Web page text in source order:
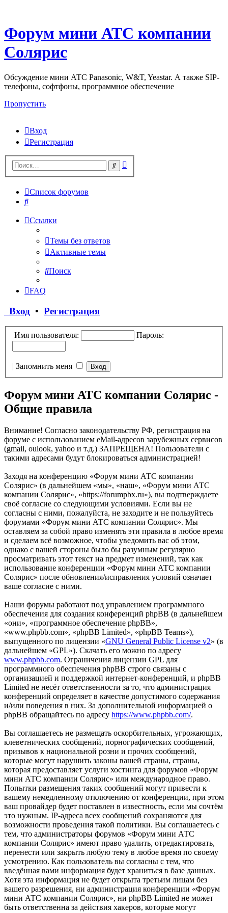
Форум мини АТС компании
Солярис
Обсуждение мини АТС Panasonic, W&T, Yeastar. А также SIP-
телефоны, софтфоны, программное обеспечение
Пропустить
Вход
Регистрация
Поиск
Список форумов
Поиск
Ссылки
Темы без ответов
Активные темы
Поиск
FAQ
Вход • Регистрация
Имя пользователя: Пароль:
| Запомнить меня
Форум мини АТС компании Солярис -
Общие правила
Внимание! Согласно законодательству РФ, регистрация на
форуме с использованием eMail-адресов зарубежных сервисов
(gmail, oulook, yahoo и т.д.) ЗАПРЕЩЕНА! Пользователи с
такими адресами будут блокироваться администрацией!
Заходя на конференцию «Форум мини АТС компании
Солярис» (в дальнейшем «мы», «наш», «Форум мини АТС
компании Солярис», «https://forumpbx.ru»), вы подтверждаете
своё согласие со следующими условиями. Если вы не
согласны с ними, пожалуйста, не заходите и не пользуйтесь
форумами «Форум мини АТС компании Солярис». Мы
оставляем за собой право изменять эти правила в любое время
и сделаем всё возможное, чтобы уведомить вас об этом,
однако с вашей стороны было бы разумным регулярно
просматривать этот текст на предмет изменений, так как
использование конференции «Форум мини АТС компании
Солярис» после обновления/исправления условий означает
ваше согласие с ними.
Наши форумы работают под управлением программного
обеспечения для создания конференций phpBB (в дальнейшем
«они», «программное обеспечение phpBB»,
«www.phpbb.com», «phpBB Limited», «phpBB Teams»),
выпущенного по лицензии «GNU General Public License v2» (в
дальнейшем «GPL»). Скачать его можно по адресу
www.phpbb.com. Ограничения лицензии GPL для
программного обеспечения phpBB строго связаны с
организацией и поддержкой интернет-конференций, и phpBB
Limited не несёт ответственности за то, что администрация
конференций определяет в качестве допустимого содержания
и/или поведения в них. За дополнительной информацией о
phpBB обращайтесь по адресу https://www.phpbb.com/.
Вы соглашаетесь не размещать оскорбительных, угрожающих,
клеветнических сообщений, порнографических сообщений,
призывов к национальной розни и прочих сообщений,
которые могут нарушить законы вашей страны, страны,
которая предоставляет услуги хостинга для форумов «Форум
мини АТС компании Солярис» или международное право.
Попытки размещения таких сообщений могут привести к
вашему немедленному отключению от конференции, при этом
ваш провайдер будет поставлен в известность, если мы сочтём
это нужным. IP-адреса всех сообщений сохраняются для
возможности проведения такой политики. Вы соглашаетесь с
тем, что администраторы форумов «Форум мини АТС
компании Солярис» имеют право удалить, отредактировать,
перенести или закрыть любую тему в любое время по своему
усмотрению. Как пользователь вы согласны с тем, что
введённая вами информация будет храниться в базе данных.
Хотя эта информация не будет открыта третьим лицам без
вашего разрешения, ни администрация конференции «Форум
мини АТС компании Солярис», ни phpBB Limited не может
быть ответственна за действия хакеров, которые могут